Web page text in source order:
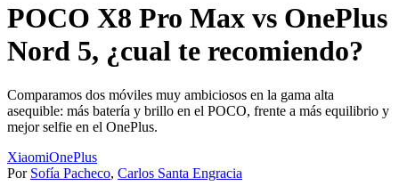
POCO X8 Pro Max vs OnePlus
Nord 5, ¿cual te recomiendo?
Comparamos dos móviles muy ambiciosos en la gama alta
asequible: más batería y brillo en el POCO, frente a más equilibrio y
mejor selfie en el OnePlus.
XiaomiOnePlus
Por Sofía Pacheco, Carlos Santa Engracia